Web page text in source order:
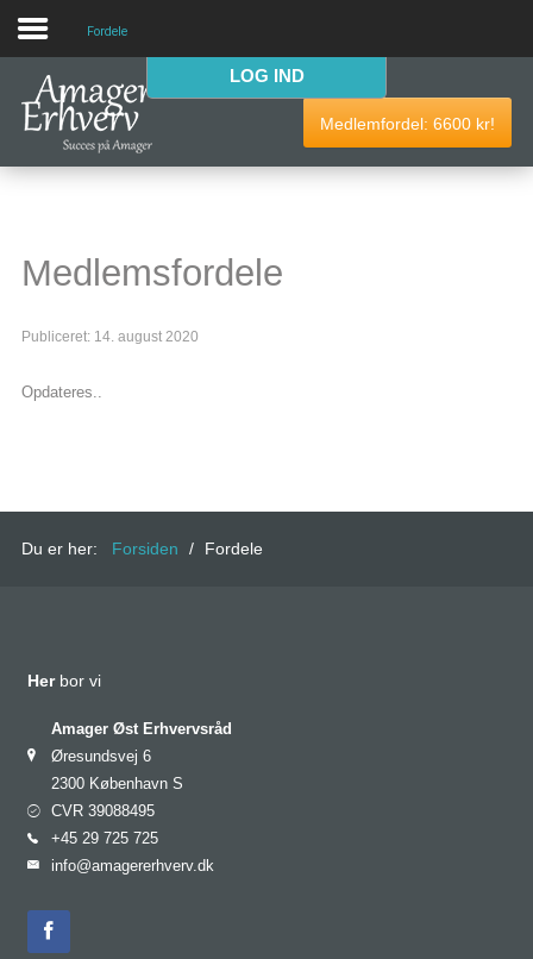
VELKOMMEN
AmagerErhverv skaber netværk, events og fordele til
Events
Nyttige links
Bliv medlem
Fordele
LOG IND
Medlemfordel:6600 kr!
Medlemsfordele
Publiceret: 14. august 2020
Opdateres..
Du er her: Forsiden / Fordele
Her bor vi
Amager Øst Erhvervsråd
Øresundsvej 6
2300 København S
CVR 39088495
+45 29 725 725
info@amagererhverv.dk